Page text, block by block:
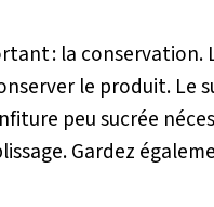
: la conservation.
le produit. Le
peu sucrée
Gardez